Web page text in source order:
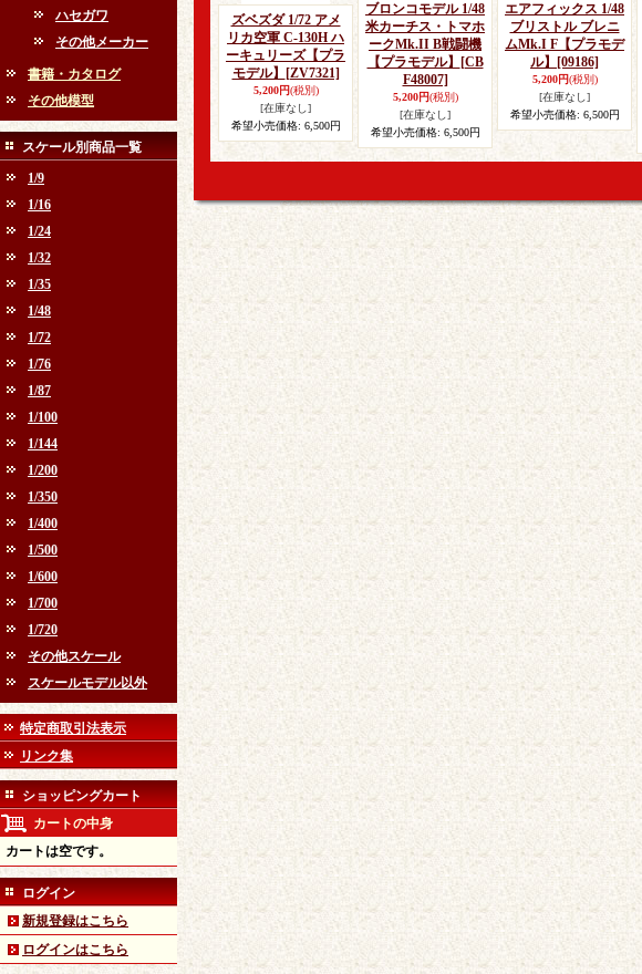
ハセガワ
その他メーカー
書籍・カタログ
その他模型
スケール別商品一覧
1/9
1/16
1/24
1/32
1/35
1/48
1/72
1/76
1/87
1/100
1/144
1/200
1/350
1/400
1/500
1/600
1/700
1/720
その他スケール
スケールモデル以外
特定商取引法表示
リンク集
ショッピングカート
カートの中身
カートは空です。
ログイン
新規登録はこちら
ログインはこちら
ズベズダ 1/72 アメ
リカ空軍 C-130H ハ
ーキュリーズ【プラ
モデル】
[ZV7321]
5,200円(税別)
[在庫なし]
希望小売価格: 6,500円
ブロンコモデル 1/48
米カーチス・トマホ
ークMk.II B戦闘機
【プラモデル】
[CB
F48007]
5,200円(税別)
[在庫なし]
希望小売価格: 6,500円
エアフィックス 1/48
ブリストル ブレニ
ムMk.I F【プラモデ
ル】
[09186]
5,200円(税別)
[在庫なし]
希望小売価格: 6,500円